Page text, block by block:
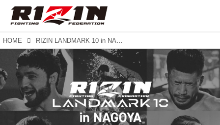
HOME RIZIN LANDMARK 10 in NAGOYA BACKSTAGE GALLERY vol.2